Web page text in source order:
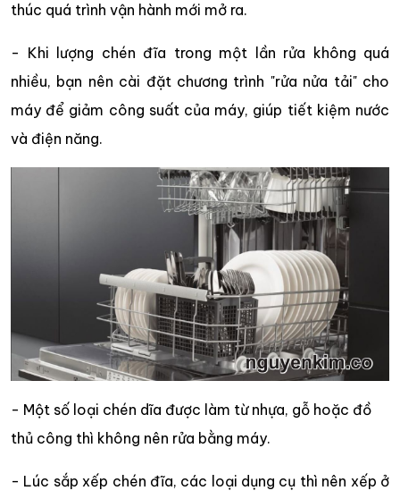
thúc quá trình vận hành mới mở ra.
- Khi lượng chén đĩa trong một lần rửa không quá
nhiều, bạn nên cài đặt chương trình "rửa nửa tải" cho
máy để giảm công suất của máy, giúp tiết kiệm nước
và điện năng.
- Một số loại chén dĩa được làm từ nhựa, gỗ hoặc đồ
thủ công thì không nên rửa bằng máy.
- Lúc sắp xếp chén đĩa, các loại dụng cụ thì nên xếp ở